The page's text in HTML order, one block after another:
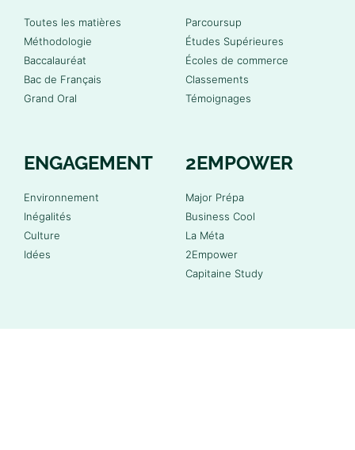
Toutes les matières
Méthodologie
Baccalauréat
Bac de Français
Grand Oral
Parcoursup
Études Supérieures
Écoles de commerce
Classements
Témoignages
ENGAGEMENT
Environnement
Inégalités
Culture
Idées
2EMPOWER
Major Prépa
Business Cool
La Méta
2Empower
Capitaine Study